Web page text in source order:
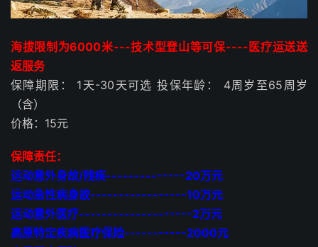
海拔限制为6000米---技术型登山等可保----医疗运送送
返服务
保障期限： 1天-30天可选 投保年龄： 4周岁至65周岁
（含）
价格：15元
保障责任：
运动意外身故/残疾--------------20万元
运动急性病身故-----------------10万元
运动意外医疗--------------------2万元
高原特定疾病医疗保险-----------2000元